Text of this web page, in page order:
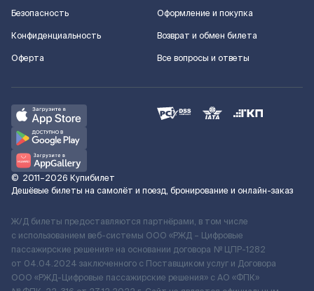
Безопасность
Конфиденциальность
Оферта
Оформление и покупка
Возврат и обмен билета
Все вопросы и ответы
© 2011–2026 Купибилет
Дешёвые билеты на самолёт и поезд, бронирование и онлайн-заказ
Ж/Д билеты предоставляются партнёрами, в том числе
с использованием веб-системы ООО «РЖД – Цифровые
пассажирские решения» на основании договора № ЦПР-1282
от 04.04.2024 заключенного с Поставщиком услуг и Договора
ООО «РЖД-Цифровые пассажирские решения» c АО «ФПК»